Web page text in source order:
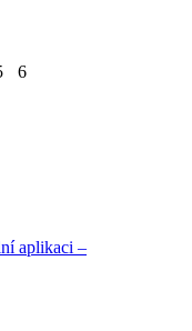
6
aplikaci –